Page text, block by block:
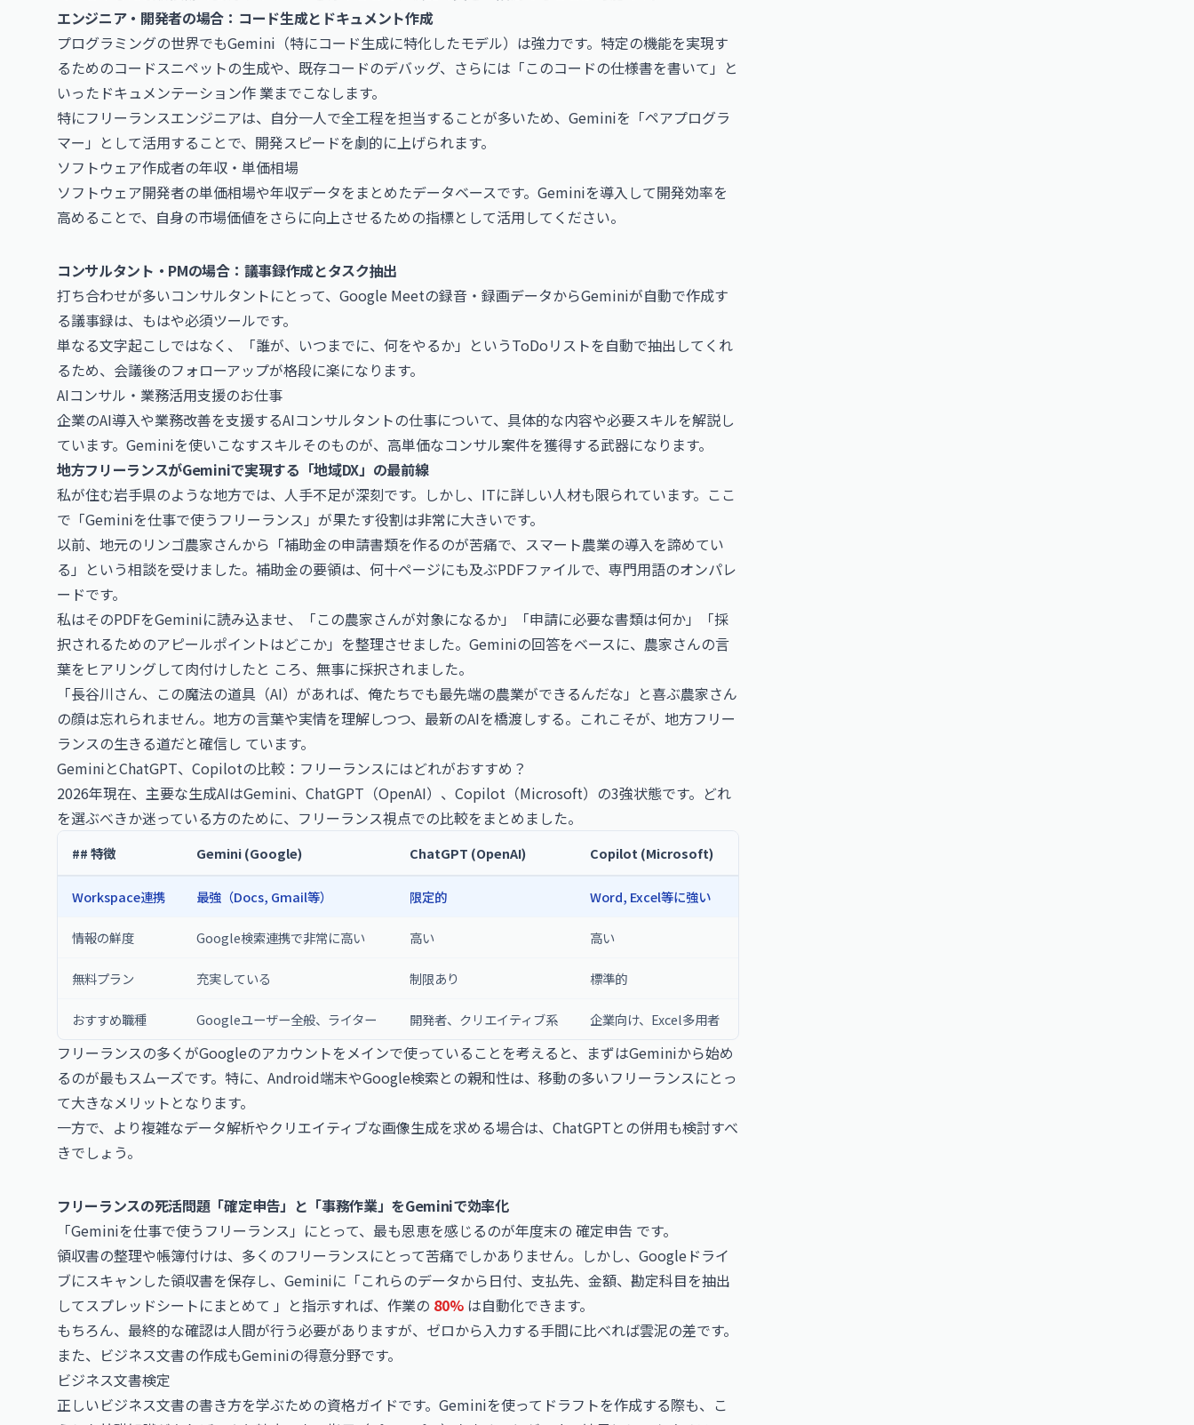
エンジニア・開発者の場合：コード生成とドキュメント作成
プログラミングの世界でもGemini（特にコード生成に特化したモデル）は強力です。特定の機能を実現す
るためのコードスニペットの生成や、既存コードのデバッグ、さらには「このコードの仕様書を書いて」と
いったドキュメンテーション作 業までこなします。
特にフリーランスエンジニアは、自分一人で全工程を担当することが多いため、Geminiを「ペアプログラ
マー」として活用することで、開発スピードを劇的に上げられます。
ソフトウェア作成者の年収・単価相場
ソフトウェア開発者の単価相場や年収データをまとめたデータベースです。Geminiを導入して開発効率を
高めることで、自身の市場価値をさらに向上させるための指標として活用してください。
コンサルタント・PMの場合：議事録作成とタスク抽出
打ち合わせが多いコンサルタントにとって、 Google Meetの録音・録画データからGeminiが自動で作成す
る議事録は、もはや必須ツールです。
単なる文字起こしではなく、「誰が、いつまでに、何をやるか」というToDoリストを自動で抽出してくれ
るため、会議後のフォローアップが格段に楽になります。
AIコンサル・業務活用支援のお仕事
企業のAI導入や業務改善を支援するAIコンサルタントの仕事について、具体的な内容や必要スキルを解説し
ています。Geminiを使いこなすスキルそのものが、高単価なコンサル案件を獲得する武器になります。
地方フリーランスがGeminiで実現する「地域DX」の最前線
私が住む岩手県のような地方では、人手不足が深刻です。しかし、ITに詳しい人材も限られています。ここ
で「Geminiを仕事で使うフリーランス」が果たす役割は非常に大きいです。
以前、地元のリンゴ農家さんから「補助金の申請書類を作るのが苦痛で、スマート農業の導入を諦めてい
る」という相談を受けました。補助金の要領は、何十ページにも及ぶPDFファイルで、専門用語のオンパレ
ードです。
私はそのPDFをGeminiに読み込ませ、「この農家さんが対象になるか」「申請に必要な書類は何か」「採
択されるためのアピールポイントはどこか」を整理させました。Geminiの回答をベースに、農家さんの言
葉をヒアリングして肉付けしたと ころ、無事に採択されました。
「長谷川さん、この魔法の道具（AI）があれば、俺たちでも最先端の農業ができるんだな」と喜ぶ農家さん
の顔は忘れられません。地方の言葉や実情を理解しつつ、最新のAIを橋渡しする。これこそが、地方フリー
ランスの生きる道だと確信し ています。
GeminiとChatGPT、Copilotの比較：フリーランスにはどれがおすすめ？
2026年現在、主要な生成AIはGemini、ChatGPT（OpenAI）、Copilot（Microsoft）の3強状態です。どれ
を選ぶべきか迷っている方のために、フリーランス視点での比較をまとめました。
## 特徴 Gemini (Google) ChatGPT (OpenAI) Copilot (Microsoft)
Workspace連携 最強（Docs, Gmail等） 限定的 Word, Excel等に強い
情報の鮮度 Google検索連携で非常に高い 高い 高い
無料プラン 充実している 制限あり 標準的
おすすめ職種 Googleユーザー全般、ライター 開発者、クリエイティブ系 企業向け、Excel多用者
フリーランスの多くがGoogleのアカウントをメインで使っていることを考えると、まずはGeminiから始め
るのが最もスムーズです。特に、Android端末やGoogle検索との親和性は、移動の多いフリーランスにとっ
て大きなメリットとなります。
一方で、より複雑なデータ解析やクリエイティブな画像生成を求める場合は、ChatGPTとの併用も検討すべ
きでしょう。
フリーランスの死活問題「確定申告」と「事務作業」をGeminiで効率化
「Geminiを仕事で使うフリーランス」にとって、最も恩恵を感じるのが年度末の 確定申告 です。
領収書の整理や帳簿付けは、多くのフリーランスにとって苦痛でしかありません。しかし、Googleドライ
ブにスキャンした領収書を保存し、Geminiに「これらのデータから日付、支払先、金額、勘定科目を抽出
してスプレッドシートにまとめて 」と指示すれば、作業の 80% は自動化できます。
もちろん、最終的な確認は人間が行う必要がありますが、ゼロから入力する手間に比べれば雲泥の差です。
また、ビジネス文書の作成もGeminiの得意分野です。
ビジネス文書検定
正しいビジネス文書の書き方を学ぶための資格ガイドです。Geminiを使ってドラフトを作成する際も、こ